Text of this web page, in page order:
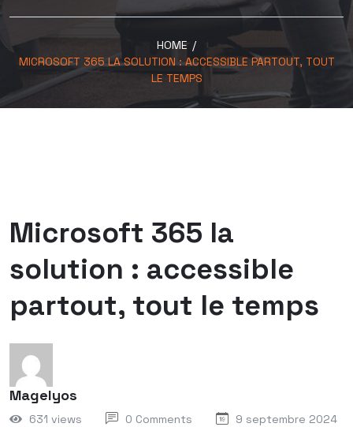
HOME /
MICROSOFT 365 LA SOLUTION : ACCESSIBLE PARTOUT, TOUT
LE TEMPS
Microsoft 365 la
solution : accessible
partout, tout le temps
Magelyos
631 views 0 Comments 9 septembre 2024